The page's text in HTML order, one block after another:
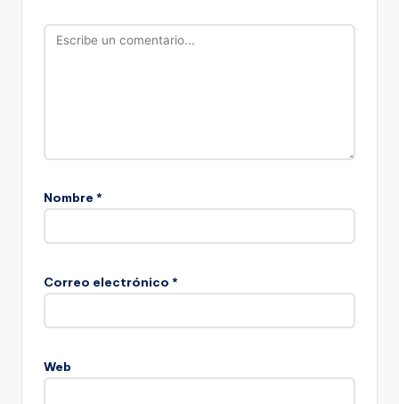
Nombre *
Correo electrónico *
Web